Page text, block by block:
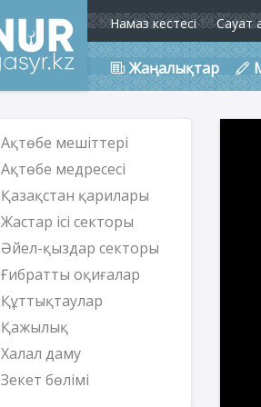
Намаз кестесі Сауат
Жаңалықтар
Ақтөбе мешіттері
Ақтөбе медресесі
Қазақстан қарилары
Жастар ісі секторы
Әйел-қыздар секторы
Ғибратты оқиғалар
Құттықтаулар
Қажылық
Халал даму
Зекет бөлімі